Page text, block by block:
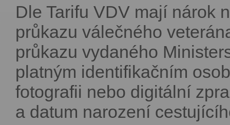
Dle Tarifu VDV mají nárok
průkazu válečného
průkazu vydaného
platným identifikačním
fotografii nebo digitální
a datum narození